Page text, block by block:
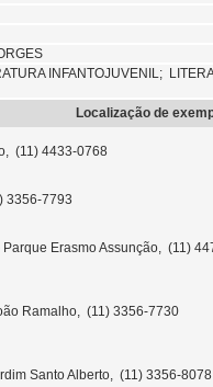
INFANTOJUVENIL;
Localização de
(11) 4433-0768
3356-7793
Erasmo Assunção, (11)
Ramalho, (11) 3356-7730
Santo Alberto, (11) 3356-8078